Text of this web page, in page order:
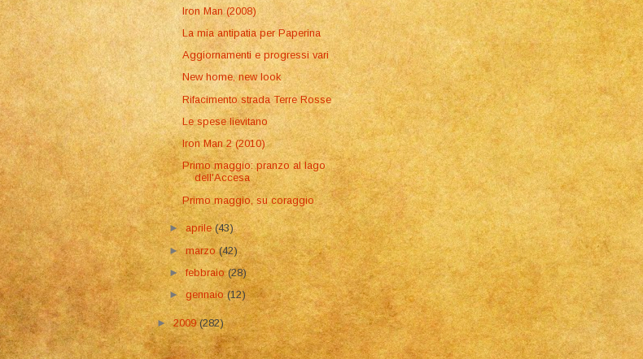
Iron Man (2008)
La mia antipatia per Paperina
Aggiornamenti e progressi vari
New home, new look
Rifacimento strada Terre Rosse
Le spese lievitano
Iron Man 2 (2010)
Primo maggio: pranzo al lago
dell'Accesa
Primo maggio, su coraggio
►aprile(43)
►marzo(42)
►febbraio(28)
►gennaio(12)
►2009(282)